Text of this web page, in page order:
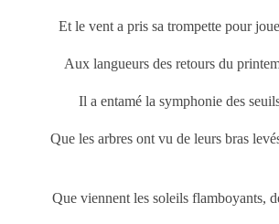
Et le vent a pris sa trompette pour
Aux langueurs des retours du
Il a entamé la symphonie des
Que les arbres ont vu de leurs bras
Que viennent les soleils flamboyants,